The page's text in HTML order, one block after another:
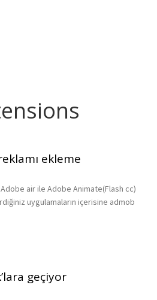
ekleme
air ile Adobe Animate(Flash cc)
uygulamaların içerisine admob
geçiyor